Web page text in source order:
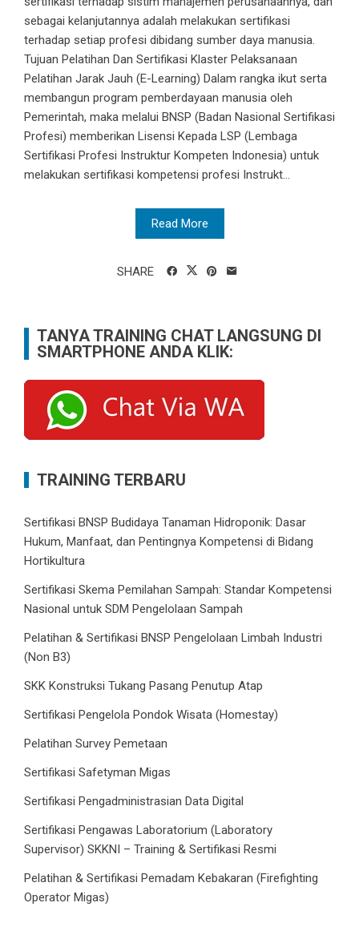
sebagai kelanjutannya adalah melakukan sertifikasi
terhadap setiap profesi dibidang sumber daya manusia.
Tujuan Pelatihan Dan Sertifikasi Klaster Pelaksanaan
Pelatihan Jarak Jauh (E-Learning) Dalam rangka ikut serta
membangun program pemberdayaan manusia oleh
Pemerintah, maka melalui BNSP (Badan Nasional Sertifikasi
Profesi) memberikan Lisensi Kepada LSP (Lembaga
Sertifikasi Profesi Instruktur Kompeten Indonesia) untuk
melakukan sertifikasi kompetensi profesi Instrukt...
Read More
SHARE
TANYA TRAINING CHAT LANGSUNG DI
SMARTPHONE ANDA KLIK:
TRAINING TERBARU
Sertifikasi BNSP Budidaya Tanaman Hidroponik: Dasar
Hukum, Manfaat, dan Pentingnya Kompetensi di Bidang
Hortikultura
Sertifikasi Skema Pemilahan Sampah: Standar Kompetensi
Nasional untuk SDM Pengelolaan Sampah
Pelatihan & Sertifikasi BNSP Pengelolaan Limbah Industri
(Non B3)
SKK Konstruksi Tukang Pasang Penutup Atap
Sertifikasi Pengelola Pondok Wisata (Homestay)
Pelatihan Survey Pemetaan
Sertifikasi Safetyman Migas
Sertifikasi Pengadministrasian Data Digital
Sertifikasi Pengawas Laboratorium (Laboratory
Supervisor) SKKNI – Training & Sertifikasi Resmi
Pelatihan & Sertifikasi Pemadam Kebakaran (Firefighting
Operator Migas)